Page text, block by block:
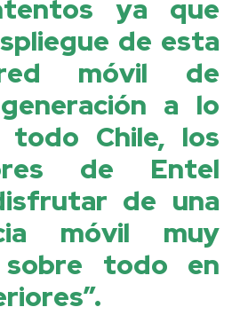
ya que
de esta
móvil de
a lo
Chile, los
de Entel
de una
móvil muy
sobre todo en